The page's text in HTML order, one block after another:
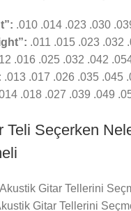
.010 .014 .023 .030
.011 .015 .023 .032
.016 .025 .032 .042
.013 .017 .026 .035 .045
.018 .027 .039 .049
Teli Seçerken
Gitar Tellerini